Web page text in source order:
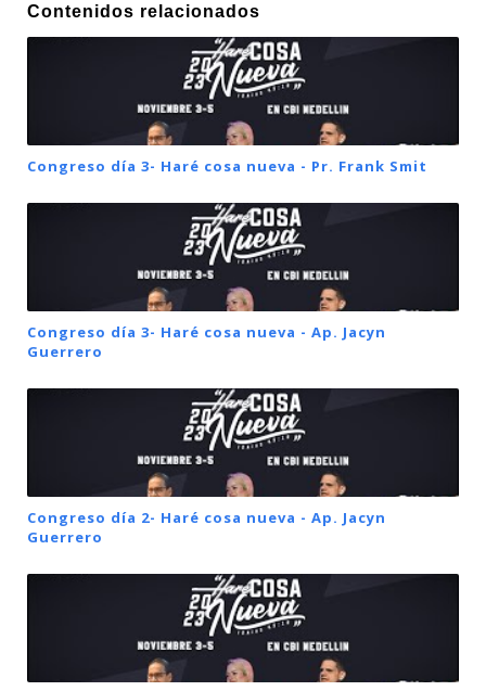
Contenidos relacionados
Congreso día 3- Haré cosa nueva - Pr. Frank Smit
Congreso día 3- Haré cosa nueva - Ap. Jacyn
Guerrero
Congreso día 2- Haré cosa nueva - Ap. Jacyn
Guerrero